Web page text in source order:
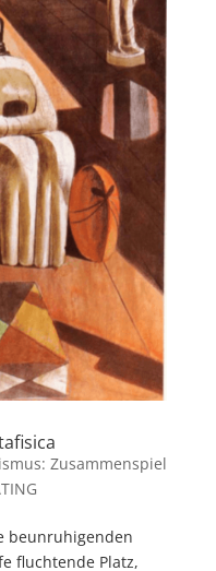
Zusammenspiel
beunruhigenden
fluchtende Platz,